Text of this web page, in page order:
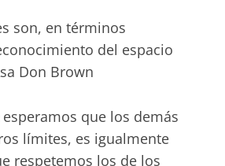
son, en términos
del espacio
Don Brown
que los demás
límites, es igualmente
respetemos los de los